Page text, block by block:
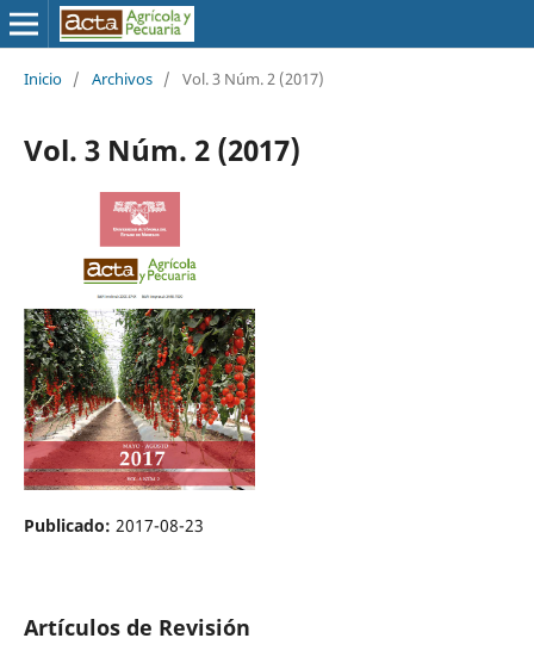
Inicio / Archivos / Vol. 3 Núm. 2 (2017)
Vol. 3 Núm. 2 (2017)
Publicado: 2017-08-23
Artículos de Revisión